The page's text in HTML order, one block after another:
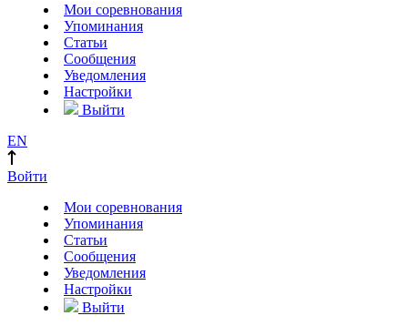
Мои соревнования
Упоминания
Статьи
Сообщения
Уведомления
Настройки
Выйти
EN
Войти
Мои соревнования
Упоминания
Статьи
Сообщения
Уведомления
Настройки
Выйти